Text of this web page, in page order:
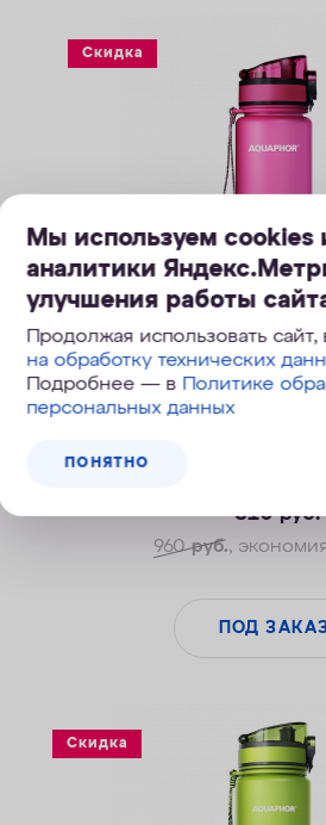
Скидка
Фильтр-бутылка
Портативный фильтр для воды в
Легкость активной жизни
Надежность корпуса
Безопасные материалы
810руб.
960руб.,
ПОД
Скидка
Мы используем cookies
аналитики
улучшения работы
Продолжая использовать
на обработку технических
Подробнее — в Политике
персональных данных
ПОНЯТНО